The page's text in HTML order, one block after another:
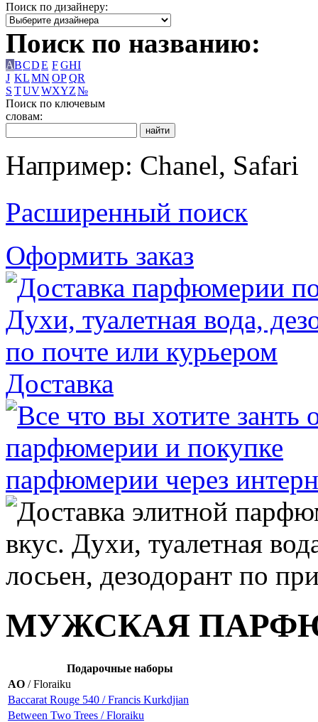
Поиск по дизайнеру:
Поиск по названию:
ABCDE FGHI
J KLMN OPQR
S TUVWXYZ№
Поиск по ключевым
словам:
Например: Chanel, Safari
Расширенный поиск
Оформить заказ
Доставка
МУЖСКАЯ
Подарочные наборы
AO / Floraiku
Baccarat Rouge 540 / Francis Kurkdjian
Between Two Trees / Floraiku